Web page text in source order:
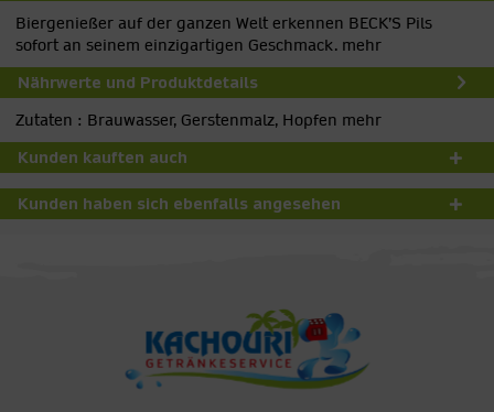
Biergenießer auf der ganzen Welt erkennen BECK’S Pils
sofort an seinem einzigartigen Geschmack. mehr
Nährwerte und Produktdetails
Zutaten : Brauwasser, Gerstenmalz, Hopfen mehr
Kunden kauften auch
Kunden haben sich ebenfalls angesehen